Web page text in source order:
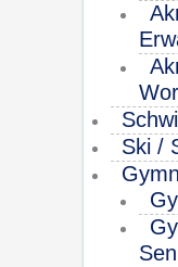
Ski /